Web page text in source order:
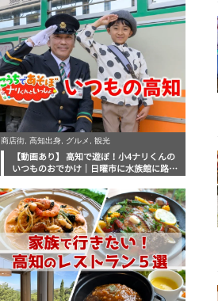
商店街, 高知出身, グルメ, 観光
【動画あり】 高知で遊ぼ！小4ナリくんの
いつものおでかけ｜日曜市に水族館に路面